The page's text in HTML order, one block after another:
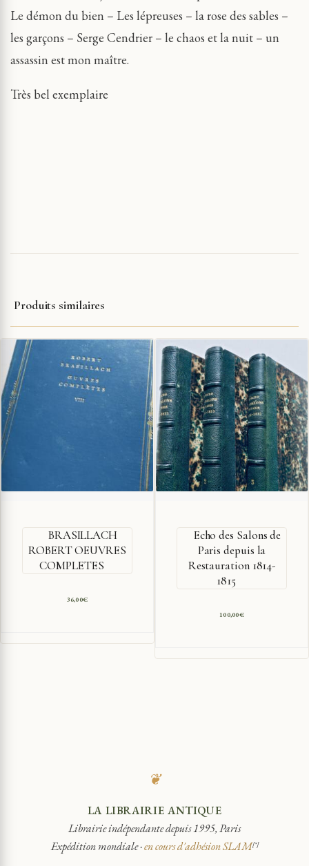
Le démon du bien – Les lépreuses – la rose des sables –
les garçons – Serge Cendrier – le chaos et la nuit – un
assassin est mon maître.
Très bel exemplaire
Produits similaires
BRASILLACH
ROBERT OEUVRES
COMPLETES
36,00€
Echo des Salons de
Paris depuis la
Restauration 1814-
1815
100,00€
❦
LA LIBRAIRIE ANTIQUE
Librairie indépendante depuis 1995, Paris
Expédition mondiale ·en cours d'adhésion SLAM[*]